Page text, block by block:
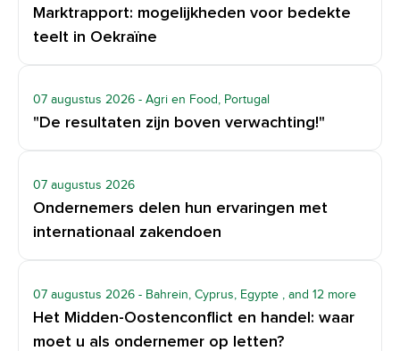
Marktrapport: mogelijkheden voor bedekte
teelt in Oekraïne
07 augustus 2026 - Agri en Food, Portugal
"De resultaten zijn boven verwachting!"
07 augustus 2026
Ondernemers delen hun ervaringen met
internationaal zakendoen
07 augustus 2026 - Bahrein, Cyprus, Egypte , and 12 more
Het Midden-Oostenconflict en handel: waar
moet u als ondernemer op letten?